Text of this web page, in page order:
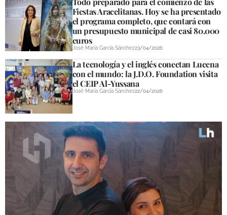
GALERÍAS
Fiestas Aracelitanas. Hoy se ha presentado
el programa completo, que contará con
un presupuesto municipal de casi 80.000
euros
José María García Sánchez23/04/2026
La tecnología y el inglés conectan Lucena
con el mundo: la J.D.O. Foundation visita
el CEIP Al-Yussana
José María García Sánchez22/04/2026